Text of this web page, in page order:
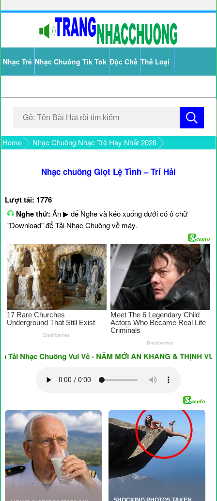
Nhạc Trẻ Nhạc Chuông Tik Tok Độc Chế Thể Loại
Home Nhạc Chuông Nhạc Trẻ Hay Nhất 2026
Nhạc chuông Giọt Lệ Tình – Trí Hải
Lượt tải: 1776
Nghe thử: Ấn ▶ để Nghe và kéo xuống dưới có ô chữ
"Download" để Tải Nhạc Chuông về máy.
Chuông Vui Vẻ - NĂM MỚI AN KHANG & THỊNH VƯỢNG